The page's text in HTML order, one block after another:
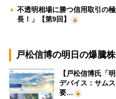
不透明相場に勝つ信用取引の
長！」【第9回】
戸松信博の明日の爆騰株
【戸松信博氏「
デバイス：サム
要…